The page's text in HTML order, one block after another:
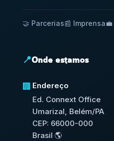
🤝 Parcerias📰 Imprensa
📍Onde estamos
🏢 Endereço
Ed. Connext Office
Umarizal, Belém/PA
CEP: 66000-000
Brasil 🌎